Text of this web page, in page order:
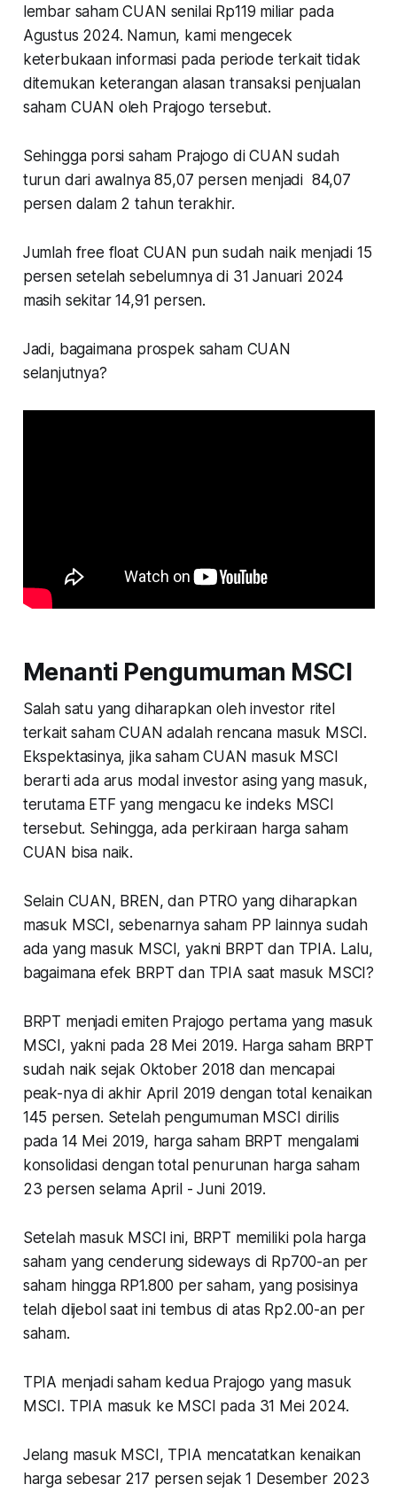
lembar saham CUAN senilai Rp119 miliar pada
Agustus 2024. Namun, kami mengecek
keterbukaan informasi pada periode terkait tidak
ditemukan keterangan alasan transaksi penjualan
saham CUAN oleh Prajogo tersebut.
Sehingga porsi saham Prajogo di CUAN sudah
turun dari awalnya 85,07 persen menjadi 84,07
persen dalam 2 tahun terakhir.
Jumlah free float CUAN pun sudah naik menjadi 15
persen setelah sebelumnya di 31 Januari 2024
masih sekitar 14,91 persen.
Jadi, bagaimana prospek saham CUAN
selanjutnya?
Menanti Pengumuman MSCI
Salah satu yang diharapkan oleh investor ritel
terkait saham CUAN adalah rencana masuk MSCI.
Ekspektasinya, jika saham CUAN masuk MSCI
berarti ada arus modal investor asing yang masuk,
terutama ETF yang mengacu ke indeks MSCI
tersebut. Sehingga, ada perkiraan harga saham
CUAN bisa naik.
Selain CUAN, BREN, dan PTRO yang diharapkan
masuk MSCI, sebenarnya saham PP lainnya sudah
ada yang masuk MSCI, yakni BRPT dan TPIA. Lalu,
bagaimana efek BRPT dan TPIA saat masuk MSCI?
BRPT menjadi emiten Prajogo pertama yang masuk
MSCI, yakni pada 28 Mei 2019. Harga saham BRPT
sudah naik sejak Oktober 2018 dan mencapai
peak-nya di akhir April 2019 dengan total kenaikan
145 persen. Setelah pengumuman MSCI dirilis
pada 14 Mei 2019, harga saham BRPT mengalami
konsolidasi dengan total penurunan harga saham
23 persen selama April - Juni 2019.
Setelah masuk MSCI ini, BRPT memiliki pola harga
saham yang cenderung sideways di Rp700-an per
saham hingga RP1.800 per saham, yang posisinya
telah dijebol saat ini tembus di atas Rp2.00-an per
saham.
TPIA menjadi saham kedua Prajogo yang masuk
MSCI. TPIA masuk ke MSCI pada 31 Mei 2024.
Jelang masuk MSCI, TPIA mencatatkan kenaikan
harga sebesar 217 persen sejak 1 Desember 2023